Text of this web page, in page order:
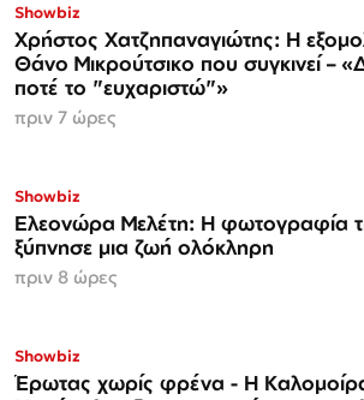
Showbiz
Χρήστος Χατζηπαναγιώτης: Η
Θάνο Μικρούτσικο που συγκινεί –
ποτέ το "ευχαριστώ"»
πριν 7 ώρες
Showbiz
Ελεονώρα Μελέτη: Η φωτογραφία
ξύπνησε μια ζωή ολόκληρη
πριν 8 ώρες
Showbiz
Έρωτας χωρίς φρένα - Η Καλομοίρα και ο